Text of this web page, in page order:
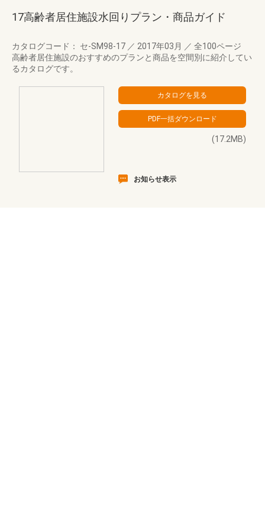
17高齢者居住施設水回りプラン・商品ガイド
カタログコード： セ-SM98-17 ／ 2017年03月 ／ 全100ページ
高齢者居住施設のおすすめのプランと商品を空間別に紹介してい
るカタログです。
(17.2MB)
お知らせ表示